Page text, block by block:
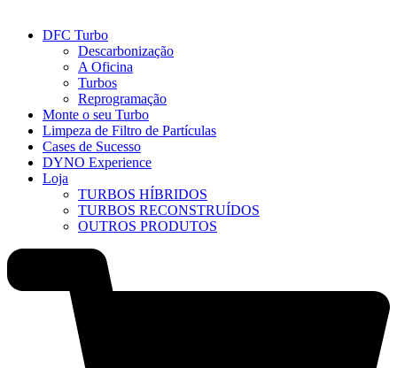
DFC Turbo
Descarbonização
A Oficina
Turbos
Reprogramação
Monte o seu Turbo
Limpeza de Filtro de Partículas
Cases de Sucesso
DYNO Experience
Loja
TURBOS HÍBRIDOS
TURBOS RECONSTRUÍDOS
OUTROS PRODUTOS